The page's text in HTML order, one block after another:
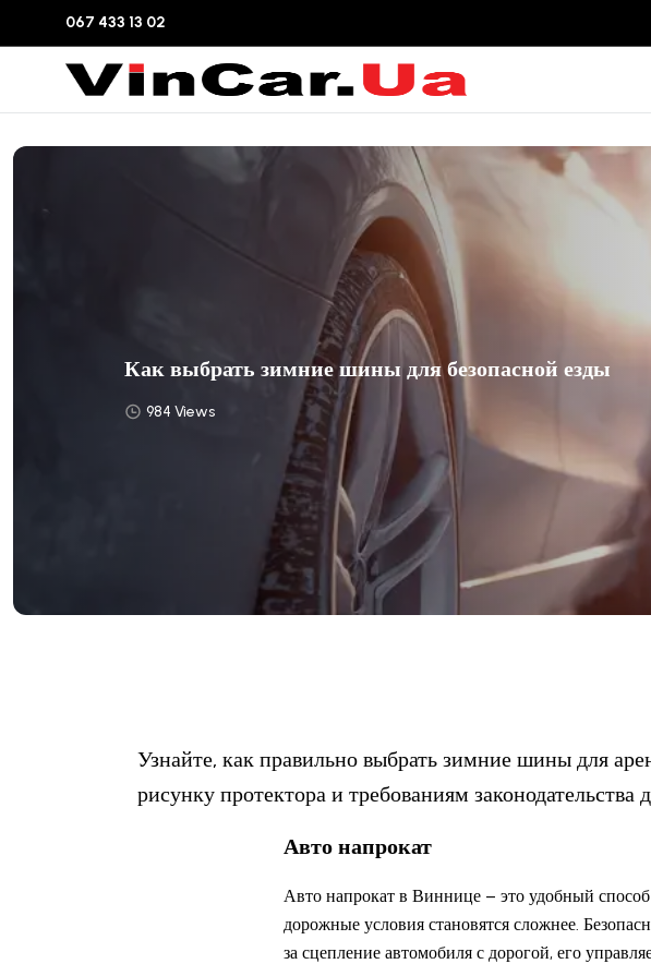
067 433 13 02
Как выбрать зимние шины для безопасной езды
984 Views
Узнайте, как правильно выбрать зимние шины для
рисунку протектора и требованиям законодательства
Авто напрокат
Авто напрокат в Виннице – это удобный
дорожные условия становятся сложнее.
за сцепление автомобиля с дорогой, его